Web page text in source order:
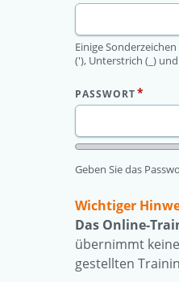
Einige
('), Unterstrich (_)
PASSWORT
Geben Sie das
Wichtiger
Das Online-
übernimmt
gestellten